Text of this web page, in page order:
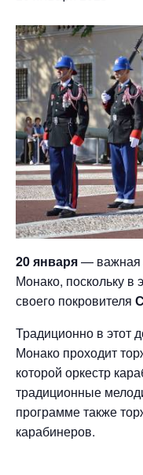
20 января— важная
Монако, поскольку в
своего покровителя
Традиционно в этот
Монако проходит
которой оркестр
традиционные
программе также
карабинеров.